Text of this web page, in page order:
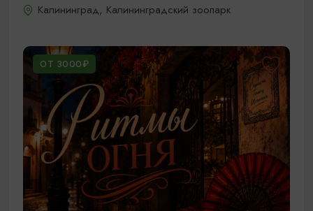
Калининград, Калининградский зоопарк
ОТ 3000₽